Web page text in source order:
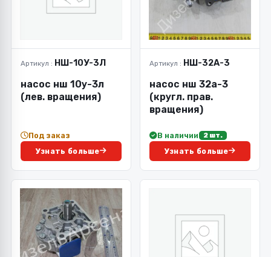
Артикул : НШ-10У-3Л
насос нш 10у-3л
(лев. вращения)
Под заказ
Узнать больше
Артикул : НШ-32А-3
насос нш 32а-3
(кругл. прав.
вращения)
В наличии 2 шт.
Узнать больше